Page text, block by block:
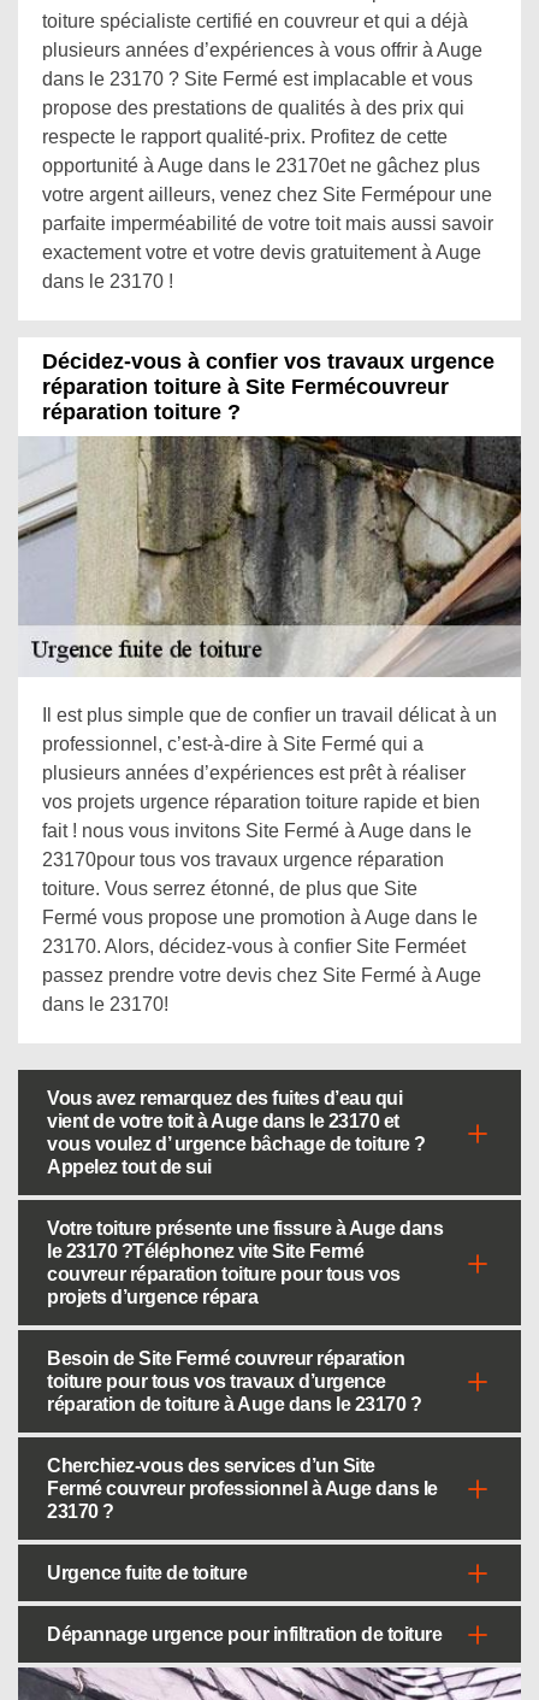
toiture spécialiste certifié en couvreur et qui a déjà
plusieurs années d’expériences à vous offrir à Auge
dans le 23170 ? Site Fermé est implacable et vous
propose des prestations de qualités à des prix qui
respecte le rapport qualité-prix. Profitez de cette
opportunité à Auge dans le 23170et ne gâchez plus
votre argent ailleurs, venez chez Site Fermépour une
parfaite imperméabilité de votre toit mais aussi savoir
exactement votre et votre devis gratuitement à Auge
dans le 23170 !
Décidez-vous à confier vos travaux urgence
réparation toiture à Site Fermécouvreur
réparation toiture ?
Il est plus simple que de confier un travail délicat à un
professionnel, c’est-à-dire à Site Fermé qui a
plusieurs années d’expériences est prêt à réaliser
vos projets urgence réparation toiture rapide et bien
fait ! nous vous invitons Site Fermé à Auge dans le
23170pour tous vos travaux urgence réparation
toiture. Vous serrez étonné, de plus que Site
Fermé vous propose une promotion à Auge dans le
23170. Alors, décidez-vous à confier Site Ferméet
passez prendre votre devis chez Site Fermé à Auge
dans le 23170!
Vous avez remarquez des fuites d’eau qui
vient de votre toit à Auge dans le 23170 et
vous voulez d’ urgence bâchage de toiture ?
Appelez tout de sui
Votre toiture présente une fissure à Auge dans
le 23170 ?Téléphonez vite Site Fermé
couvreur réparation toiture pour tous vos
projets d’urgence répara
Besoin de Site Fermé couvreur réparation
toiture pour tous vos travaux d’urgence
réparation de toiture à Auge dans le 23170 ?
Cherchiez-vous des services d’un Site
Fermé couvreur professionnel à Auge dans le
23170 ?
Urgence fuite de toiture
Dépannage urgence pour infiltration de toiture